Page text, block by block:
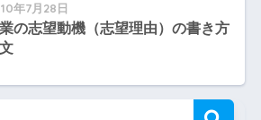
年7月28日
の志望動機（志望理由）の書き方